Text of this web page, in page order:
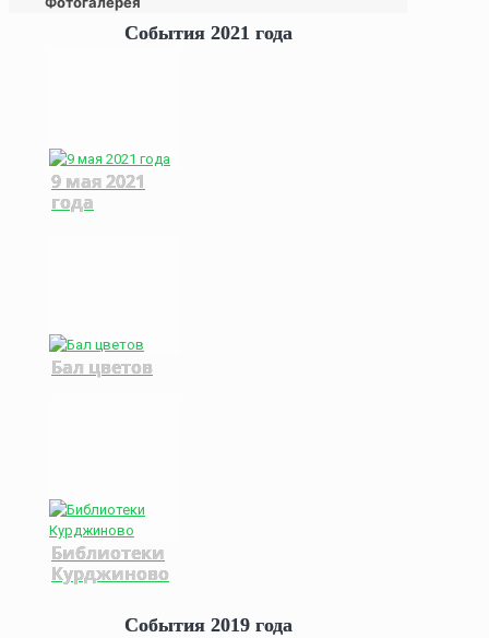
События 2021 года
9 мая 2021
года
Бал цветов
Библиотеки
Курджиново
События 2019 года